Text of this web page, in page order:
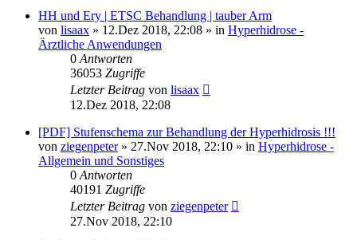
HH und Ery | ETSC Behandlung | tauber Arm
von lisaax » 12.Dez 2018, 22:08 » in Hyperhidrose -
Ärztliche Anwendungen
0 Antworten
36053 Zugriffe
Letzter Beitrag von lisaax
12.Dez 2018, 22:08
[PDF] Stufenschema zur Behandlung der Hyperhidrosis !!!
von ziegenpeter» 27.Nov 2018, 22:10 » in Hyperhidrose -
Allgemein und Sonstiges
0 Antworten
40191 Zugriffe
Letzter Beitrag von ziegenpeter
27.Nov 2018, 22:10